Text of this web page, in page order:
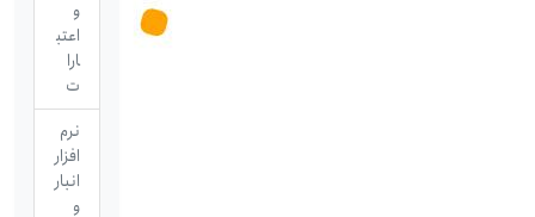
اعتب
ارا
ت
نرم
افزار
انبار